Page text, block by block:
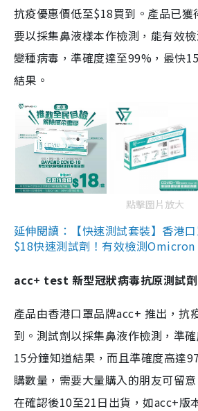
抗疫優惠價低至$18買到。產品已獲
要以採集鼻液樣本作檢測，能有效
變種病毒，準確度達至99%，最快
結果。
點擊圖片放大
延伸閱讀：【快速測試套裝】香港
$18快速測試劑！有效檢測
acc+ test 新型冠狀病毒抗原測試劑
產品由香港口罩品牌acc+ 推出，抗
到。測試劑以採集鼻液作檢測，準
15分鐘知道結果，而且準確度高達
購數量，需要大量購入的朋友可留
在確認後10至21日出貨，如acc+版